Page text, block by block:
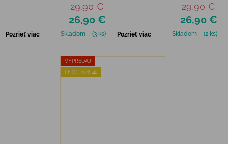
26,90 €
29,90 €
Pozrieť viac Skladom (3 ks)
26,90 €
29,90 €
Pozrieť viac Skladom (2 ks)
VÝPREDAJ
LETO 2026 🌊